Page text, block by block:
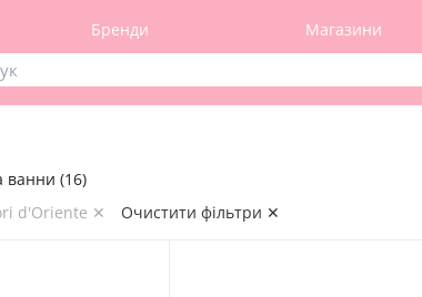
Бренди Магазини
ванни (16)
d'Oriente ✕
Очистити фільтри ✕